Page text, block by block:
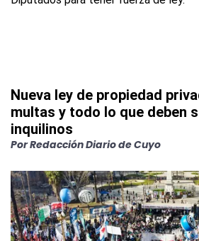
Nueva ley de propiedad
multas y todo lo que deben
inquilinos
PorRedacción Diario de Cuyo